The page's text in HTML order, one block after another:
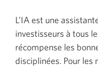
L’IA est une
investisseurs à tous
récompense les
disciplinées. Pour les